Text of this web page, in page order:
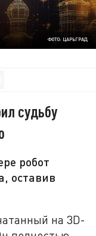
ФОТО: ЦАРЬГРАД
судьбу
робот
оставив
на 3D-